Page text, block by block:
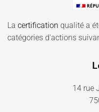
La certification qualité a
catégories d'actions
14 rue